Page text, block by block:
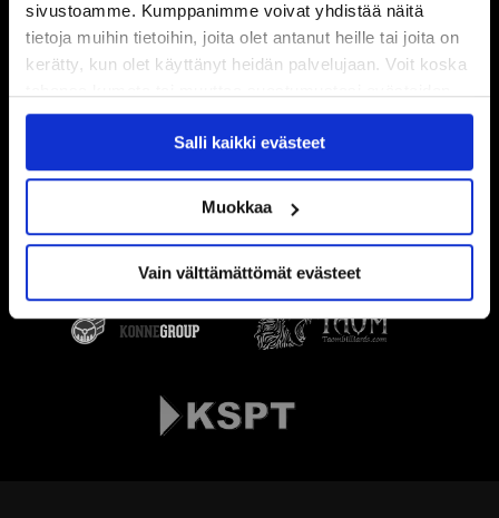
sivustoamme. Kumppanimme voivat yhdistää näitä
tietoja muihin tietoihin, joita olet antanut heille tai joita on
kerätty, kun olet käyttänyt heidän palvelujaan. Voit koska
käytöstäEvästeet-sivultamme.
Salli kaikki evästeet
Muokkaa
Vain välttämättömät evästeet